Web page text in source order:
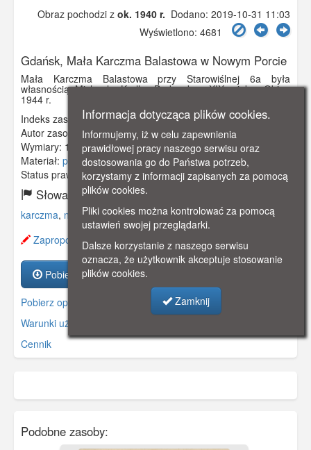
Obraz pochodzi z ok. 1940 r. Dodano: 2019-10-31 11:03
Wyświetlono: 4681
Gdańsk, Mała Karczma Balastowa w Nowym Porcie
Mała Karczma Balastowa przy Starowiślnej 6a była
własnością Michaela Krolla. Budynek z XIX wieku. Obieg
1944 r.
Indeks zasobu:GSP00917
Autor zasobu:Charles Hundt, Neufahrwasser
Wymiary: 138 x 86 mm
Materiał: pocztówka
Status prawny:Użycie Niekomercyjne
Słowa kluczowe:
karczma, nowy port,neufahrwasser,starowiślna,
Zaproponuj zmianę opisu.
Pobierz zasób
Pobierz opis
Warunki używania zasobów.
Cennik
Podobne zasoby:
Informacja dotycząca plików cookies.
Informujemy, iż w celu zapewnienia
prawidłowej pracy naszego serwisu oraz
dostosowania go do Państwa potrzeb,
korzystamy z informacji zapisanych za pomocą
plików cookies.
Pliki cookies można kontrolować za pomocą
ustawień swojej przeglądarki.
Dalsze korzystanie z naszego serwisu
oznacza, że użytkownik akceptuje stosowanie
plików cookies.
Zamknij